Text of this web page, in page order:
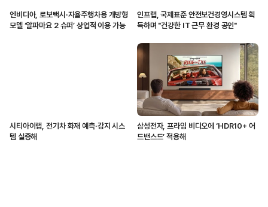
엔비디아, 로보택시·자율주행차용 개방형
모델 ‘알파마요 2 슈퍼’ 상업적 이용 가능
인프랩, 국제표준 안전보건경영시스템 획
득하며 "건강한 IT 근무 환경 공인"
시티아이랩, 전기차 화재 예측·감지 시스
템 실증해
삼성전자, 프라임 비디오에 ‘HDR10+ 어
드밴스드’ 적용해